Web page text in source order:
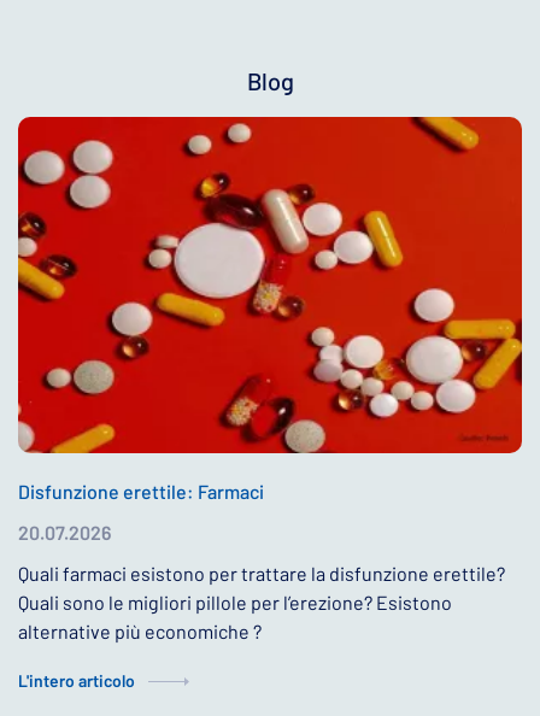
Blog
Disfunzione erettile: Farmaci
20.07.2026
Quali farmaci esistono per trattare la disfunzione erettile?
Quali sono le migliori pillole per l’erezione? Esistono
alternative più economiche ?
L'intero articolo